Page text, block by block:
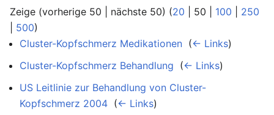
Zeige (vorherige 50 nächste 50) (20 50 100
250
500)
Cluster-Kopfschmerz Medikationen (← Links)
Cluster-Kopfschmerz Behandlung (← Links)
US Leitlinie zur Behandlung von Cluster-
Kopfschmerz 2004 (← Links)